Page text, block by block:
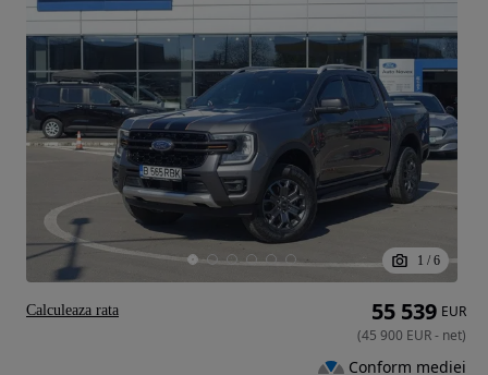
1 / 6
55 539 EUR
(45 900 EUR- net)
Conform mediei
Calculeaza rata